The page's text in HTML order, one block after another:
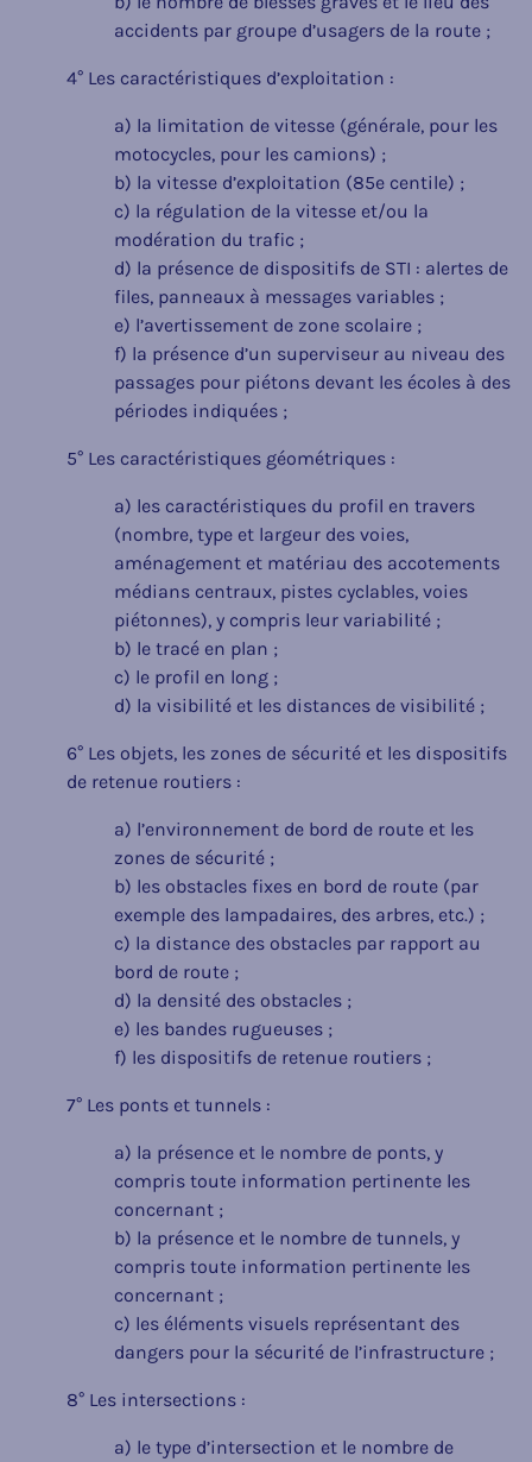
accidents par groupe d’usagers de la route ;
4° Les caractéristiques d’exploitation :
a) la limitation de vitesse (générale, pour les
motocycles, pour les camions) ;
b) la vitesse d’exploitation (85e centile) ;
c) la régulation de la vitesse et/ou la
modération du trafic ;
d) la présence de dispositifs de STI : alertes de
files, panneaux à messages variables ;
e) l’avertissement de zone scolaire ;
f) la présence d’un superviseur au niveau des
passages pour piétons devant les écoles à des
périodes indiquées ;
5° Les caractéristiques géométriques :
a) les caractéristiques du profil en travers
(nombre, type et largeur des voies,
aménagement et matériau des accotements
médians centraux, pistes cyclables, voies
piétonnes), y compris leur variabilité ;
b) le tracé en plan ;
c) le profil en long ;
d) la visibilité et les distances de visibilité ;
6° Les objets, les zones de sécurité et les dispositifs
de retenue routiers :
a) l’environnement de bord de route et les
zones de sécurité ;
b) les obstacles fixes en bord de route (par
exemple des lampadaires, des arbres, etc.) ;
c) la distance des obstacles par rapport au
bord de route ;
d) la densité des obstacles ;
e) les bandes rugueuses ;
f) les dispositifs de retenue routiers ;
7° Les ponts et tunnels :
a) la présence et le nombre de ponts, y
compris toute information pertinente les
concernant ;
b) la présence et le nombre de tunnels, y
compris toute information pertinente les
concernant ;
c) les éléments visuels représentant des
dangers pour la sécurité de l’infrastructure ;
8° Les intersections :
a) le type d’intersection et le nombre de